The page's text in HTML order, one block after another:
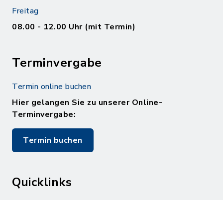
Freitag
08.00 - 12.00 Uhr (mit Termin)
Terminvergabe
Termin online buchen
Hier gelangen Sie zu unserer Online-
Terminvergabe:
Termin buchen
Quicklinks